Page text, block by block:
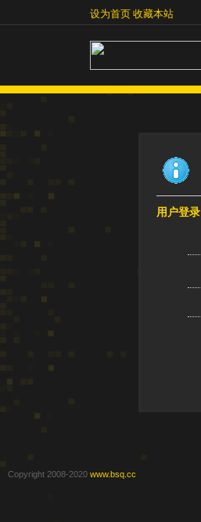
收藏本站设为首页收藏本站
用户登录
Copyright 2008-2020 www.bsq.cc